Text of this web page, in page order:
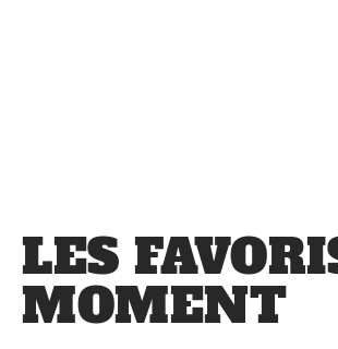
LES
MOMENT